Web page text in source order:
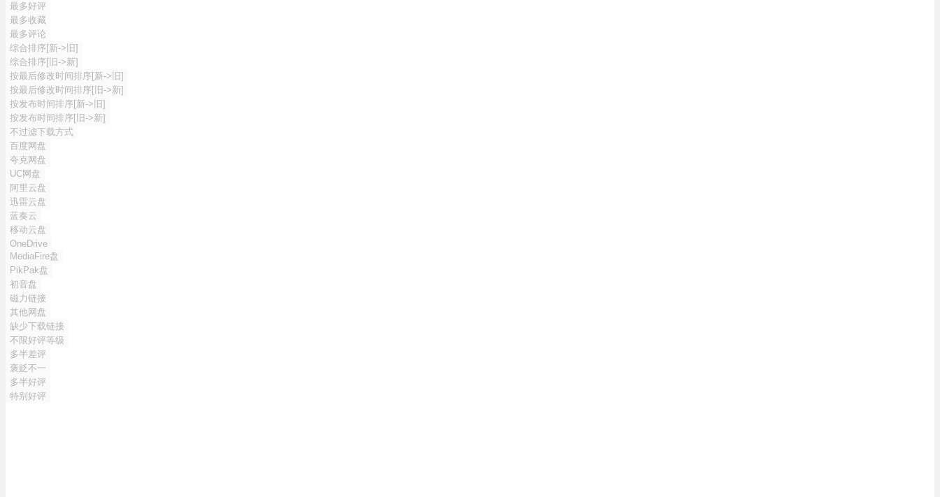
最多好评
最多收藏
最多评论
综合排序[新->旧]
综合排序[旧->新]
按最后修改时间排序[新->旧]
按最后修改时间排序[旧->新]
按发布时间排序[新->旧]
按发布时间排序[旧->新]
不过滤下载方式
百度网盘
夸克网盘
UC网盘
阿里云盘
迅雷云盘
蓝奏云
移动云盘
OneDrive
MediaFire盘
PikPak盘
初音盘
磁力链接
其他网盘
缺少下载链接
不限好评等级
多半差评
褒贬不一
多半好评
特别好评